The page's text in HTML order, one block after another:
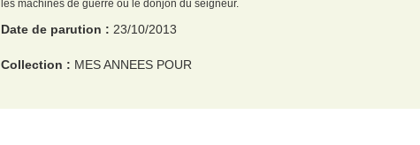
les machines de guerre ou le donjon du seigneur.
Date de parution : 23/10/2013
Collection : MES ANNEES POUR